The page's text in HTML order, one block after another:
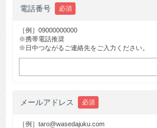
電話番号 必須
［例］09000000000
※携帯電話推奨
※日中つながるご連絡先をご入力ください。
メールアドレス 必須
［例］taro@wasedajuku.com